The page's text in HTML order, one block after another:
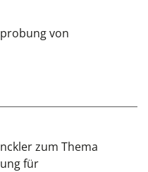
von
zum Thema
für